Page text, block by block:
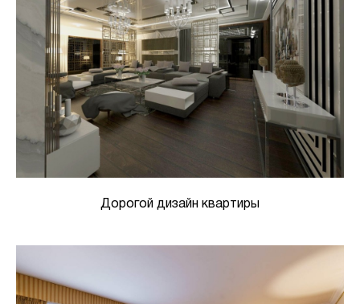
Дорогой дизайн квартиры